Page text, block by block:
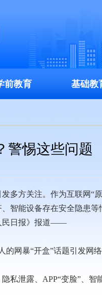
前教育 基础教
警惕这些问题
方关注。作为互联网“
智能设备存在安全隐患
民日报》报道——
网暴“开盒”话题引发网络
泄露、APP“变脸”、智